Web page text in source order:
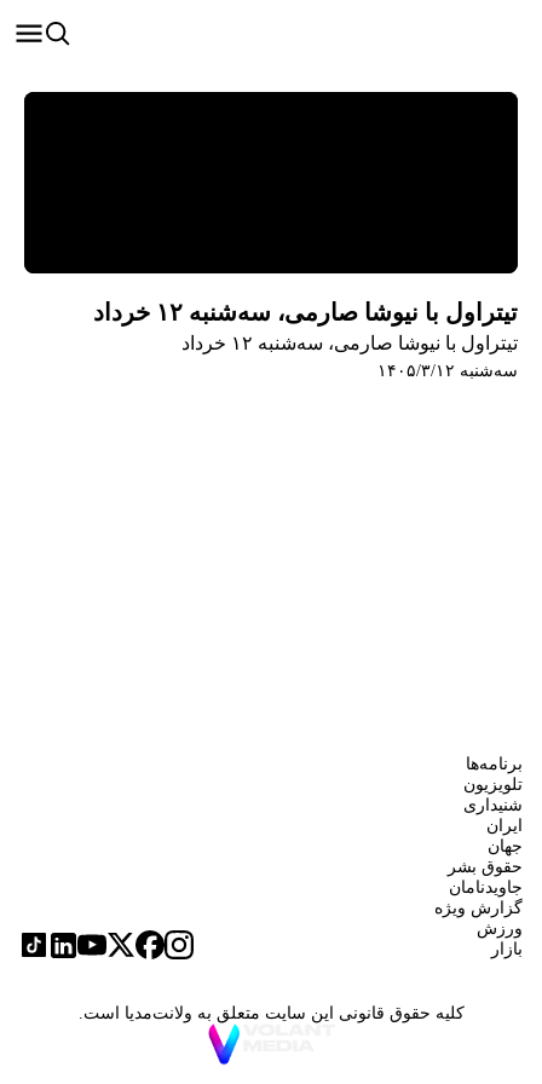
تیتراول با نیوشا صارمی، سه‌شنبه ۱۲ خرداد
تیتراول با نیوشا صارمی، سه‌شنبه ۱۲ خرداد
سه‌شنبه ۱۴۰۵/۳/۱۲
برنامه‌ها
تلویزیون
شنیداری
ایران
جهان
حقوق بشر
جاویدنامان
گزارش ویژه
ورزش
بازار
کلیه حقوق قانونی این سایت متعلق به ولانت‌مدیا است.